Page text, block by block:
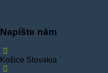
Napíšte nám
Košice Slovakia